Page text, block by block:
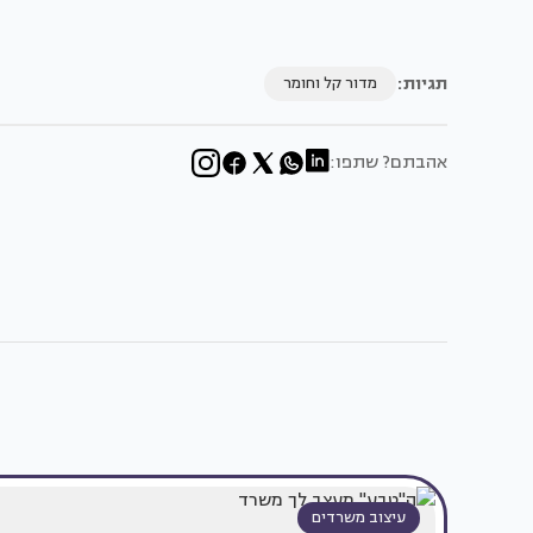
תגיות: מדור קל וחומר
אהבתם? שתפו:
עיצוב משרדים